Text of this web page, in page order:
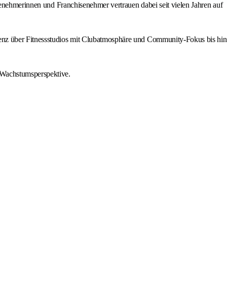
und Franchisenehmer vertrauen dabei seit vielen Jahren auf
über Fitnessstudios mit Clubatmosphäre und Community-Fokus bis hin